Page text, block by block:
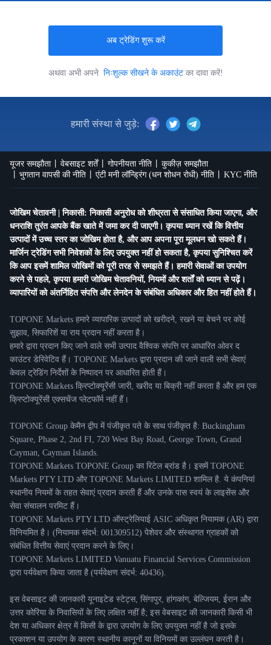
अब ट्रेडिंग शुरू करें
अथवा अभी अपने निःशुल्क सीखने के अकाउंटका दावा करें!
हमारी संस्था से जुड़े:
यूजर समझौता वेबसाइट शर्तें गोपनीयता नीति
कुकीज़ समझौता
भुगतान वापसी की नीति
एंटी मनी लॉन्ड्रिंग (धन शोधन रोधी) नीति KYC नीति
जोखिम चेतावनी | निकासी: निकासी अनुरोध को शीघ्रता से संसाधित किया जाएगा, और
धनराशि तुरंत आपके बैंक खाते में जमा कर दी जाएगी। कृपया ध्यान रखें कि वित्तीय
उत्पादों में उच्च स्तर का जोखिम होता है, और आप अपना पूरा मूलधन खो सकते हैं।
मार्जिन ट्रेडिंग सभी निवेशकों के लिए उपयुक्त नहीं हो सकता है, कृपया सुनिश्चित करें
कि आप इसमें शामिल जोखिमों को पूरी तरह से समझते हैं। हमारी सेवाओं का उपयोग
करने से पहले, कृपया हमारी जोखिम चेतावनियों, नियमों और शर्तों को ध्यान से पढ़ें।
व्यापारियों को अंतर्निहित संपत्ति और लेनदेन के संबंधित अधिकार और हित नहीं होते हैं।
TOPONE Markets हमारे व्यापारिक उत्पादों को खरीदने, रखने या बेचने पर कोई
सुझाव, सिफारिशें या राय प्रदान नहीं करता है।
हमारे द्वारा प्रदान किए जाने वाले सभी उत्पाद वैश्विक संपत्ति पर आधारित ओवर द
काउंटर डेरिवेटिव हैं। TOPONE Markets द्वारा प्रदान की जाने वाली सभी सेवाएं
केवल ट्रेडिंग निर्देशों के निष्पादन पर आधारित होती हैं।
TOPONE Markets क्रिप्टोक्यूरेंसी जारी, खरीद या बिक्री नहीं करता है और हम एक
क्रिप्टोक्यूरेंसी एक्सचेंज प्लेटफॉर्म नहीं हैं।
TOPONE Group केमैन द्वीप में पंजीकृत पते के साथ पंजीकृत है: Buckingham
Square, Phase 2, 2nd FI, 720 West Bay Road, George Town, Grand
Cayman, Cayman Islands.
TOPONE Markets TOPONE Group का रिटेल ब्रांड है। इसमें TOPONE
Markets PTY LTD और TOPONE Markets LIMITED शामिल है. ये कंपनियां
स्थानीय नियमों के तहत सेवाएं प्रदान करती हैं और उनके पास स्वयं के लाइसेंस और
सेवा संचालन परमिट हैं।
TOPONE Markets PTY LTD ऑस्ट्रेलियाई ASIC अधिकृत नियामक (AR) द्वारा
विनियमित है। (नियामक संदर्भ: 001309512) पेशेवर और संस्थागत ग्राहकों को
संबंधित वित्तीय सेवाएं प्रदान करने के लिए।
TOPONE Markets LIMITED Vanuatu Financial Services Commission
द्वारा पर्यवेक्षण किया जाता है (पर्यवेक्षण संदर्भ: 40436).
इस वेबसाइट की जानकारी यूनाइटेड स्टेट्स, सिंगापुर, हांगकांग, बेल्जियम, ईरान और
उत्तर कोरिया के निवासियों के लिए लक्षित नहीं है; इस वेबसाइट की जानकारी किसी भी
देश या अधिकार क्षेत्र में किसी के द्वारा उपयोग के लिए उपयुक्त नहीं है जो इसके
प्रकाशन या उपयोग के कारण स्थानीय कानूनों या विनियमों का उल्लंघन करती है।